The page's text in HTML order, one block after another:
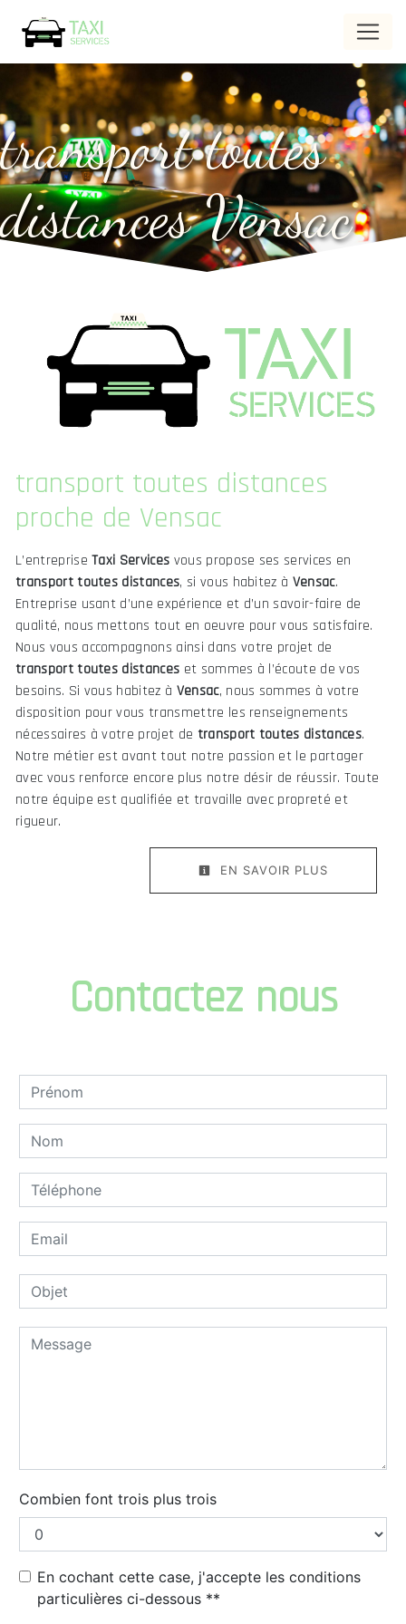
transport toutes
distances Vensac
transport toutes distances
proche de Vensac
L’entrepriseTaxi Services vous propose ses services en
transport toutes distances, si vous habitez à Vensac.
Entreprise usant d’une expérience et d’un savoir-faire de
qualité, nous mettons tout en oeuvre pour vous satisfaire.
Nous vous accompagnons ainsi dans votre projet de
transport toutes distances et sommes à l’écoute de vos
besoins. Si vous habitez à Vensac, nous sommes à votre
disposition pour vous transmettre les renseignements
nécessaires à votre projet de transport toutes distances.
Notre métier est avant tout notre passion et le partager
avec vous renforce encore plus notre désir de réussir. Toute
notre équipe est qualifiée et travaille avec propreté et
rigueur.
EN SAVOIR PLUS
Contactez nous
Combien font trois plus trois
En cochant cette case, j'accepte les conditions
particulières ci-dessous **